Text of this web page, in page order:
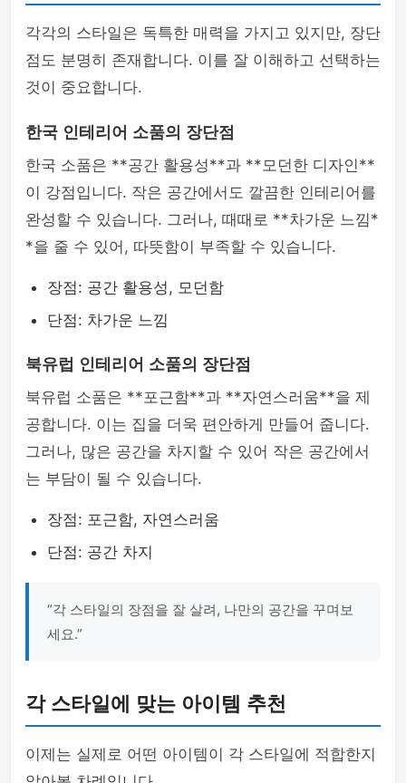
각각의 스타일은 독특한 매력을 가지고 있지만, 장단
점도 분명히 존재합니다. 이를 잘 이해하고 선택하는
것이 중요합니다.
한국 인테리어 소품의 장단점
한국 소품은 **공간 활용성**과 **모던한 디자인**
이 강점입니다. 작은 공간에서도 깔끔한 인테리어를
완성할 수 있습니다. 그러나, 때때로 **차가운 느낌*
*을 줄 수 있어, 따뜻함이 부족할 수 있습니다.
장점: 공간 활용성, 모던함
단점: 차가운 느낌
북유럽 인테리어 소품의 장단점
북유럽 소품은 **포근함**과 **자연스러움**을 제
공합니다. 이는 집을 더욱 편안하게 만들어 줍니다.
그러나, 많은 공간을 차지할 수 있어 작은 공간에서
는 부담이 될 수 있습니다.
장점: 포근함, 자연스러움
단점: 공간 차지
“각 스타일의 장점을 잘 살려, 나만의 공간을 꾸며보
세요.”
각 스타일에 맞는 아이템 추천
이제는 실제로 어떤 아이템이 각 스타일에 적합한지